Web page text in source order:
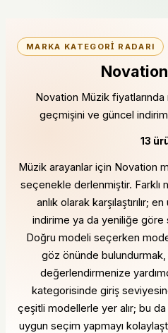
MARKA KATEGORI RADARI
Novation Müzik
geçmişini ve güncel indirim
13
Müzik arayanlar için Novation
seçenekle derlenmiştir. Farklı
anlık olarak karşılaştırılır;
indirime ya da yeniliğe göre
Doğru modeli seçerken
göz önünde
değerlendirmenize
kategorisinde giriş
çeşitli modellerle yer alır; bu da
uygun seçim yapmayı